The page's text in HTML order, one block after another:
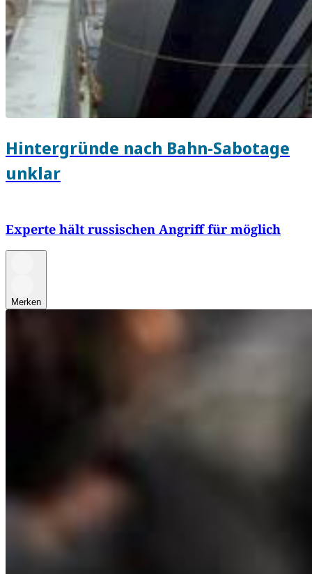
Hintergründe nach Bahn-Sabotage
unklar
Experte hält russischen Angriff für möglich
Merken